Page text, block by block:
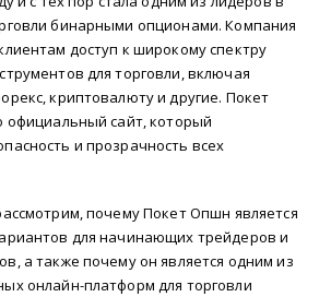
бинарными опционами. Компания
доступ к широкому спектру
для торговли, включая
криптовалюту и другие. Покет
официальный сайт, который
и прозрачность всех
почему Покет Опшн является
для начинающих трейдеров и
а также почему он является одним из
онлайн-платформ для торговли